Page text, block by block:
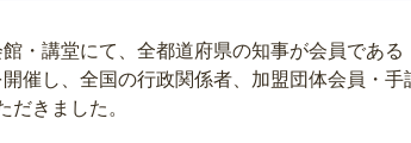
・講堂にて、全都道府県の知事が会員であ
催し、全国の行政関係者、加盟団体会員・
だきました。